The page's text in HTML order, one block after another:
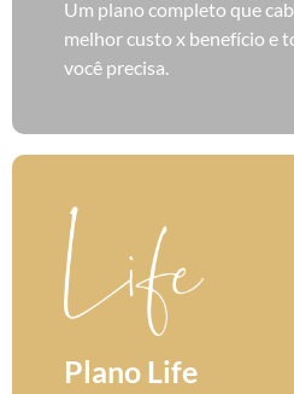
Um plano completo que
melhor custo x benefício e
você precisa.
Plano Life